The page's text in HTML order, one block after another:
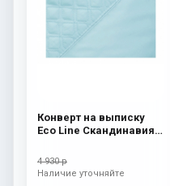
Конверт на выписку
Eco Line Скандинавия
4 930 р
Наличие уточняйте